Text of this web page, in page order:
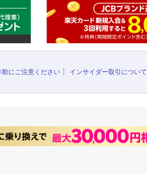
欺にご注意ください インサイダー取引について